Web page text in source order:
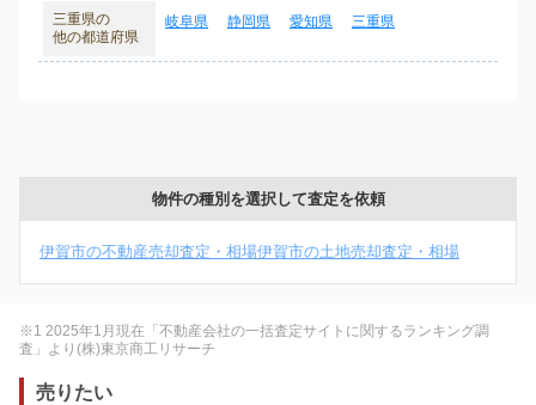
三重県の
他の都道府県
岐阜県 静岡県 愛知県 三重県
物件の種別を選択して査定を依頼
伊賀市の不動産売却査定・相場伊賀市の土地売却査定・相場
※1 2025年1月現在「不動産会社の一括査定サイトに関するランキング調
査」より(株)東京商工リサーチ
売りたい